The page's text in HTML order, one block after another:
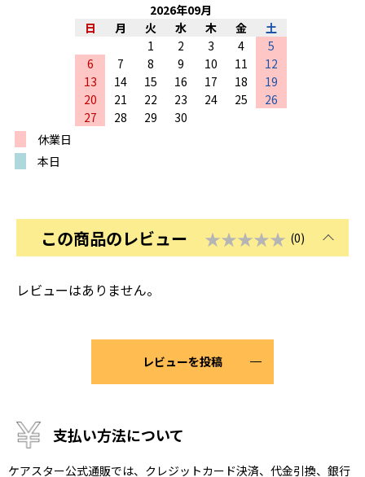
2026年09月
日
月 火 水 木 金
土
1
2 3 4
5
6
7 8 9 10 11
12
13
14 15 16 17 18
19
20
21 22 23 24 25
26
27
28 29
30
休業日
本日
この商品のレビュー ★★★★★ (0)
レビューはありません。
レビューを投稿
支払い方法について
ケアスター公式通販では、クレジットカード決済、代金引換、銀行